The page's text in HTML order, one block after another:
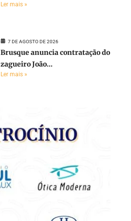
Ler mais »
7 DE AGOSTO DE 2026
Brusque anuncia contratação do
zagueiro João...
Ler mais »